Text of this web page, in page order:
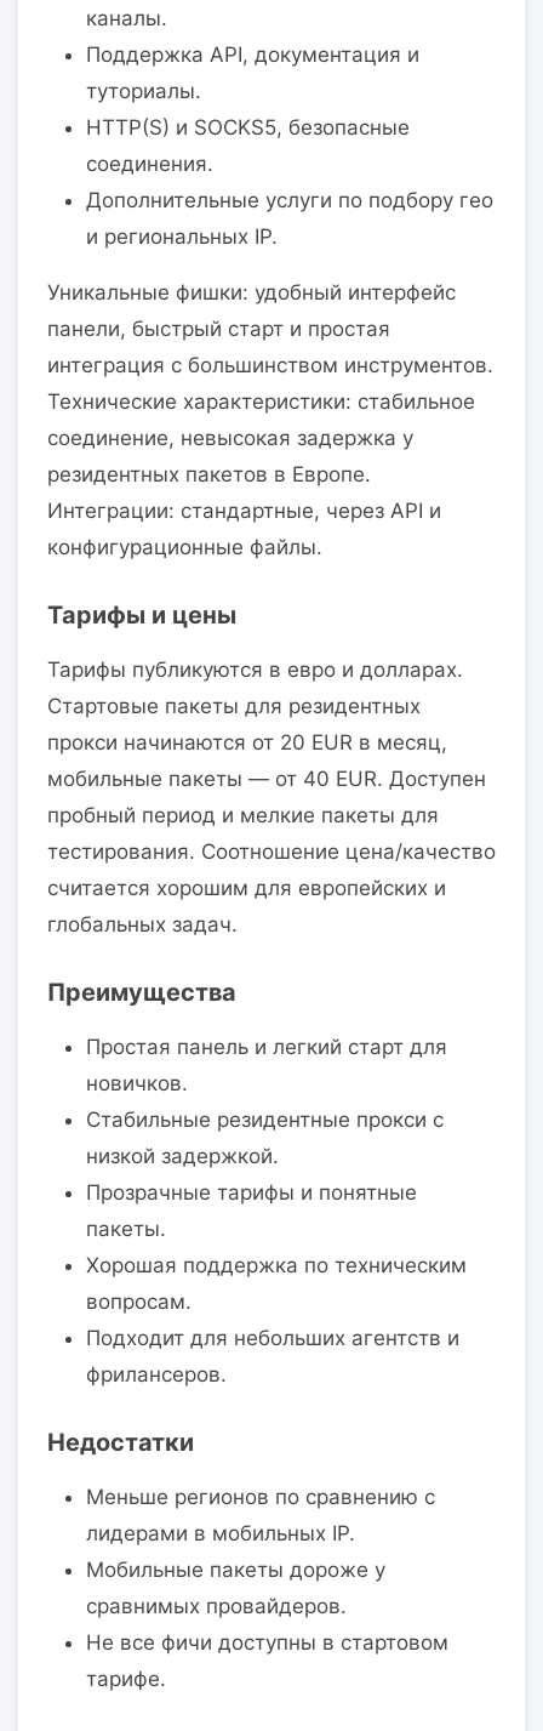
каналы.
Поддержка API, документация и
туториалы.
HTTP(S) и SOCKS5, безопасные
соединения.
Дополнительные услуги по подбору гео
и региональных IP.
Уникальные фишки: удобный интерфейс
панели, быстрый старт и простая
интеграция с большинством инструментов.
Технические характеристики: стабильное
соединение, невысокая задержка у
резидентных пакетов в Европе.
Интеграции: стандартные, через API и
конфигурационные файлы.
Тарифы и цены
Тарифы публикуются в евро и долларах.
Стартовые пакеты для резидентных
прокси начинаются от 20 EUR в месяц,
мобильные пакеты — от 40 EUR. Доступен
пробный период и мелкие пакеты для
тестирования. Соотношение цена/качество
считается хорошим для европейских и
глобальных задач.
Преимущества
Простая панель и легкий старт для
новичков.
Стабильные резидентные прокси с
низкой задержкой.
Прозрачные тарифы и понятные
пакеты.
Хорошая поддержка по техническим
вопросам.
Подходит для небольших агентств и
фрилансеров.
Недостатки
Меньше регионов по сравнению с
лидерами в мобильных IP.
Мобильные пакеты дороже у
сравнимых провайдеров.
Не все фичи доступны в стартовом
тарифе.